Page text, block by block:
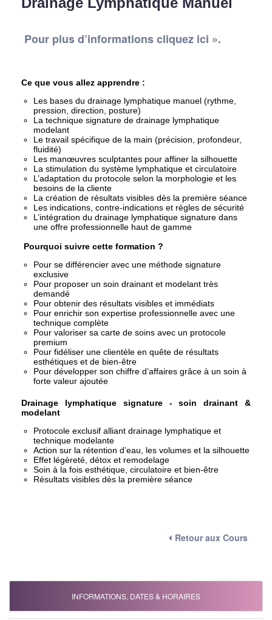
Pour plus d’informations cliquez ici ».
Ce que vous allez apprendre :
Les bases du drainage lymphatique manuel (rythme,
pression, direction, posture)
La technique signature de drainage lymphatique
modelant
Le travail spécifique de la main (précision, profondeur,
fluidité)
Les manœuvres sculptantes pour affiner la silhouette
La stimulation du système lymphatique et circulatoire
L’adaptation du protocole selon la morphologie et les
besoins de la cliente
La création de résultats visibles dès la première séance
Les indications, contre-indications et règles de sécurité
L’intégration du drainage lymphatique signature dans
une offre professionnelle haut de gamme
Pourquoi suivre cette formation ?
Pour se différencier avec une méthode signature
exclusive
Pour proposer un soin drainant et modelant très
demandé
Pour obtenir des résultats visibles et immédiats
Pour enrichir son expertise professionnelle avec une
technique complète
Pour valoriser sa carte de soins avec un protocole
premium
Pour fidéliser une clientèle en quête de résultats
esthétiques et de bien-être
Pour développer son chiffre d’affaires grâce à un soin à
forte valeur ajoutée
Drainage lymphatique signature - soin drainant &
modelant
Protocole exclusif alliant drainage lymphatique et
technique modelante
Action sur la rétention d’eau, les volumes et la silhouette
Effet légèreté, détox et remodelage
Soin à la fois esthétique, circulatoire et bien-être
Résultats visibles dès la première séance
⏴ Retour aux Cours
INFORMATIONS, DATES & HORAIRES